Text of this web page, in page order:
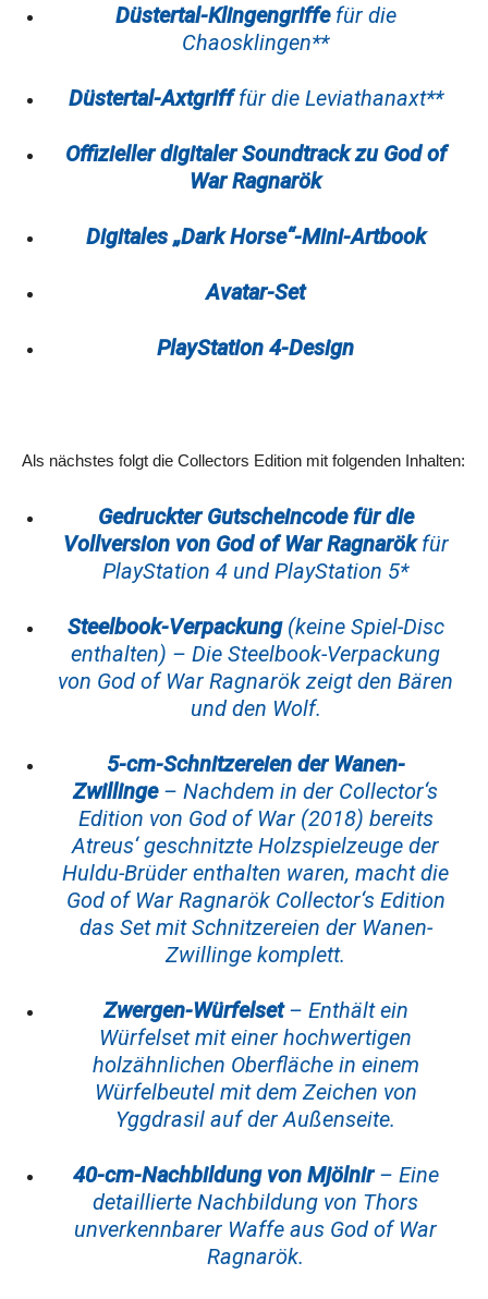
Düstertal-Klingengriffefür die
Chaosklingen**
Düstertal-Axtgrifffür die Leviathanaxt**
Offizieller digitaler Soundtrack zu God of
War Ragnarök
Digitales „Dark Horse“-Mini-Artbook
Avatar-Set
PlayStation 4-Design
Als nächstes folgt die Collectors Edition mit folgenden Inhalten:
Gedruckter Gutscheincode für die
Vollversion von God of War Ragnarökfür
PlayStation 4 und PlayStation 5*
Steelbook-Verpackung(keine Spiel-Disc
enthalten) – Die Steelbook-Verpackung
von God of War Ragnarök zeigt den Bären
und den Wolf.
5-cm-Schnitzereien der Wanen-
Zwillinge– Nachdem in der Collector‘s
Edition von God of War (2018) bereits
Atreus‘ geschnitzte Holzspielzeuge der
Huldu-Brüder enthalten waren, macht die
God of War Ragnarök Collector‘s Edition
das Set mit Schnitzereien der Wanen-
Zwillinge komplett.
Zwergen-Würfelset– Enthält ein
Würfelset mit einer hochwertigen
holzähnlichen Oberfläche in einem
Würfelbeutel mit dem Zeichen von
Yggdrasil auf der Außenseite.
40-cm-Nachbildung von Mjölnir– Eine
detaillierte Nachbildung von Thors
unverkennbarer Waffe aus God of War
Ragnarök.